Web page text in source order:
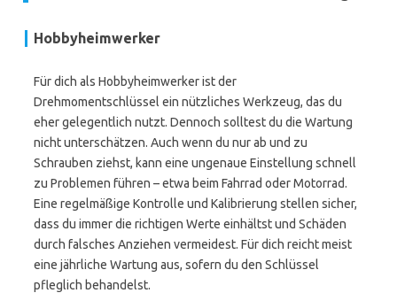
Hobbyheimwerker
Für dich als Hobbyheimwerker ist der
Drehmomentschlüssel ein nützliches Werkzeug, das du
eher gelegentlich nutzt. Dennoch solltest du die Wartung
nicht unterschätzen. Auch wenn du nur ab und zu
Schrauben ziehst, kann eine ungenaue Einstellung schnell
zu Problemen führen – etwa beim Fahrrad oder Motorrad.
Eine regelmäßige Kontrolle und Kalibrierung stellen sicher,
dass du immer die richtigen Werte einhältst und Schäden
durch falsches Anziehen vermeidest. Für dich reicht meist
eine jährliche Wartung aus, sofern du den Schlüssel
pfleglich behandelst.